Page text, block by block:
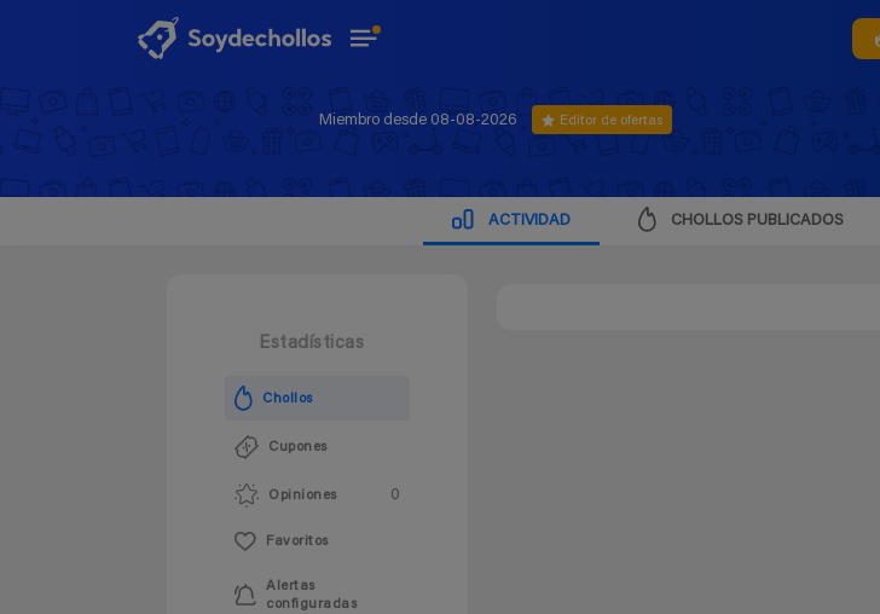
Miembro desde 08-08-2026 Editor de ofertas
ACTIVIDAD CHOLLOS PUBLICADOS
Estadísticas
Chollos
Cupones
Opiniones 0
Favoritos
Alertas
configuradas